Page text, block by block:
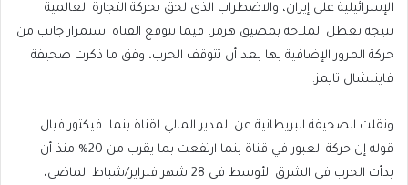
10/5/2026
الإسرائيلية على إيران، والاضطراب الذي لحق بحركة التجارة العالمية
نتيجة تعطل الملاحة بمضيق هرمز، فيما تتوقع القناة استمرار جانب من
حركة المرور الإضافية بها بعد أن تتوقف الحرب، وفق ما ذكرت صحيفة
فايننشال تايمز.
ونقلت الصحيفة البريطانية عن المدير المالي لقناة بنما، فيكتور فيال
قوله إن حركة العبور في قناة بنما ارتفعت بما يقرب من 20% منذ أن
بدأت الحرب في الشرق الأوسط في 28 شهر فبراير/شباط الماضي،